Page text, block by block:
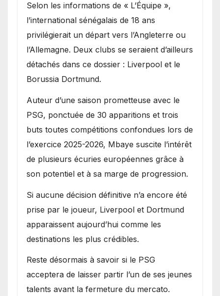
Selon les informations de « L’Équipe »,
l’international sénégalais de 18 ans
privilégierait un départ vers l’Angleterre ou
l’Allemagne. Deux clubs se seraient d’ailleurs
détachés dans ce dossier : Liverpool et le
Borussia Dortmund.
Auteur d’une saison prometteuse avec le
PSG, ponctuée de 30 apparitions et trois
buts toutes compétitions confondues lors de
l’exercice 2025-2026, Mbaye suscite l’intérêt
de plusieurs écuries européennes grâce à
son potentiel et à sa marge de progression.
Si aucune décision définitive n’a encore été
prise par le joueur, Liverpool et Dortmund
apparaissent aujourd’hui comme les
destinations les plus crédibles.
Reste désormais à savoir si le PSG
acceptera de laisser partir l’un de ses jeunes
talents avant la fermeture du mercato.